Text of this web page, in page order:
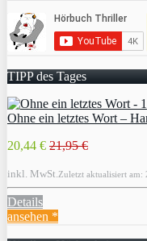
TIPP des Tages
Ohne ein letztes Wort –
20,44 € 21,95 €
inkl. MwSt. Zuletzt aktualisiert
Details
ansehen *